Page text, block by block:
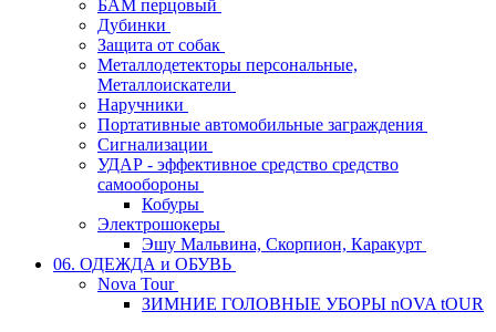
БАМ перцовый
Дубинки
Защита от собак
Металлодетекторы персональные,
Металлоискатели
Наручники
Портативные автомобильные заграждения
Сигнализации
УДАР - эффективное средство средство
самообороны
Кобуры
Электрошокеры
Эшу Мальвина, Скорпион, Каракурт
06. ОДЕЖДА и ОБУВЬ
Nova Tour
ЗИМНИЕ ГОЛОВНЫЕ УБОРЫ nOVA tOUR